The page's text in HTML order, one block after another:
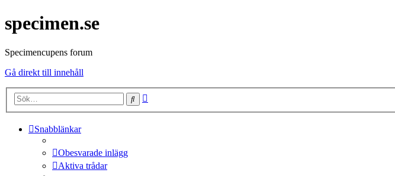
specimen.se
Specimencupens forum
Gå direkt till innehåll
Sök
Snabblänkar
Obesvarade inlägg
Aktiva trådar